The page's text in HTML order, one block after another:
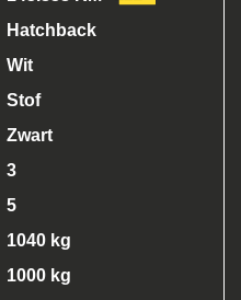
Hatchback
Wit
Stof
Zwart
3
5
1040 kg
1000 kg